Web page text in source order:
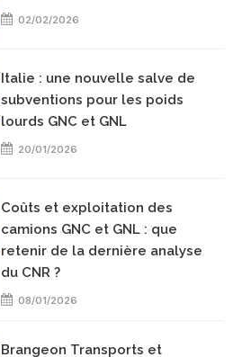
02/02/2026
Italie : une nouvelle salve de
subventions pour les poids
lourds GNC et GNL
20/01/2026
Coûts et exploitation des
camions GNC et GNL : que
retenir de la dernière analyse
du CNR ?
08/01/2026
Brangeon Transports et